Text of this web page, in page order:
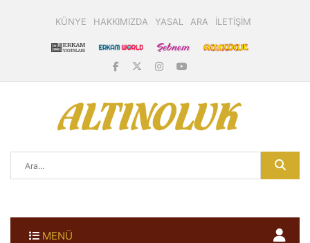
KÜNYE HAKKIMIZDA YASAL ARA İLETİŞİM
MENÜ